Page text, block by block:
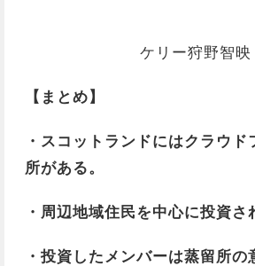
ケリー狩野智
【まとめ】
・スコットランドにはクラウ
所がある。
・周辺地域住民を中心に投資さ
・投資したメンバーは蒸留所の